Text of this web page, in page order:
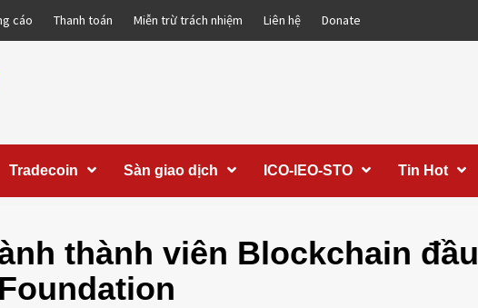
cáo Thanh toán Miễn trừ trách nhiệm Liên hệ Donate
Tradecoin Sàn giao dịch ICO-IEO-STO Tin Hot
thành viên Blockchain đầu